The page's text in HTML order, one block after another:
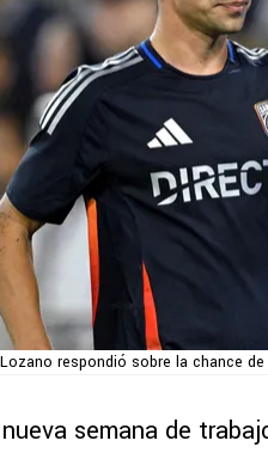
respondió sobre la chance de
semana de